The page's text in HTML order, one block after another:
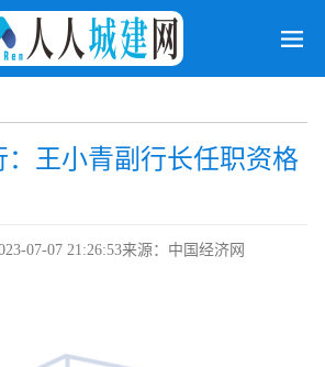
：王小青副行长任职资格
07-07 21:26:53来源：中国经济网